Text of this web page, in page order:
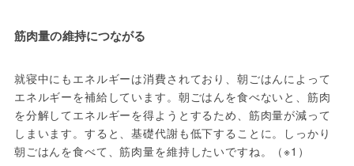
筋肉量の維持につながる
就寝中にもエネルギーは消費されており、朝ごはんによって
エネルギーを補給しています。朝ごはんを食べないと、筋肉
を分解してエネルギーを得ようとするため、筋肉量が減って
しまいます。すると、基礎代謝も低下することに。しっかり
朝ごはんを食べて、筋肉量を維持したいですね。（※1）